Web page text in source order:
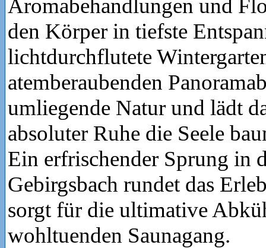
Aromabehandlungen und
den Körper in tiefste
lichtdurchflutete
atemberaubenden
umliegende Natur und lädt
absoluter Ruhe die Seele
Ein erfrischender Sprung in
Gebirgsbach rundet das
sorgt für die ultimative
wohltuenden Saunagang.